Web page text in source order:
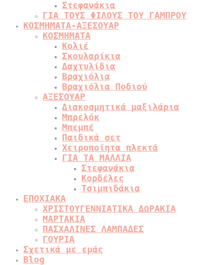
Στεφανάκια
ΓΙΑ ΤΟΥΣ ΦΙΛΟΥΣ ΤΟΥ ΓΑΜΠΡΟΥ
ΚΟΣΜΗΜΑΤΑ-ΑΞΕΣΟΥΑΡ
ΚΟΣΜΗΜΑΤΑ
Κολιέ
Σκουλαρίκια
Δαχτυλίδια
Βραχιόλια
Βραχιόλια Ποδιού
ΑΞΕΣΟΥΑΡ
Διακοσμητικά μαξιλάρια
Μπρελόκ
Μπεμπέ
Παιδικά σετ
Χειροποίητα πλεκτά
ΓΙΑ ΤΑ ΜΑΛΛΙΑ
Στεφανάκια
Κορδέλες
Τσιμπιδάκια
ΕΠΟΧΙΑΚΑ
ΧΡΙΣΤΟΥΓΕΝΝΙΑΤΙΚΑ ΔΩΡΑΚΙΑ
ΜΑΡΤΑΚΙΑ
ΠΑΣΧΑΛΙΝΕΣ ΛΑΜΠΑΔΕΣ
ΓΟΥΡΙΑ
Σχετικά με εμάς
Blog